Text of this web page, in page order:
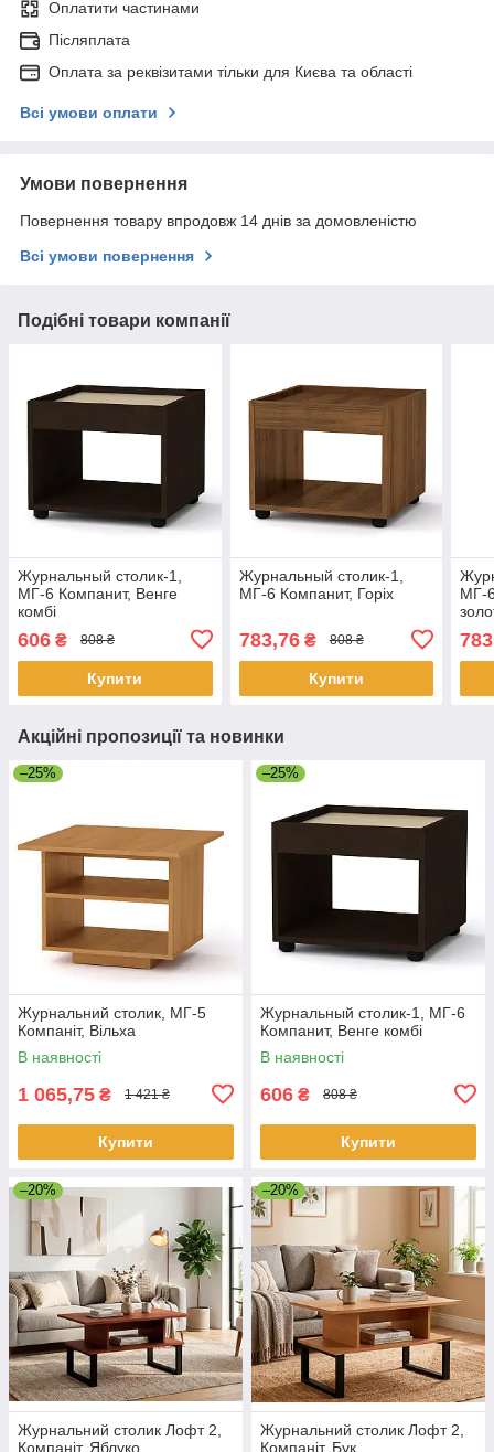
Оплатити частинами
Післяплата
Оплата за реквізитами тільки для Києва та області
Всі умови оплати
Умови повернення
Повернення товару впродовж 14 днів за домовленістю
Всі умови повернення
Подібні товари компанії
Журнальный столик-1,
МГ-6 Компанит, Венге
комбі
606 ₴ 808 ₴
Купити
Журнальный столик-1,
МГ-6 Компанит, Горіх
783,76₴ 808 ₴
Купити
МГ-
Акційні пропозиції та новинки
–25%
Журнальний столик, МГ-5
Компаніт, Вільха
В наявності
1 065,75 ₴ 1 421 ₴
Купити
–25%
Журнальный столик-1, МГ-6
Компанит, Венге комбі
В наявності
606 ₴ 808 ₴
Купити
–20%
Журнальний столик Лофт 2,
Компаніт, Яблуко
–20%
Журнальний столик Лофт 2,
Компаніт, Бук